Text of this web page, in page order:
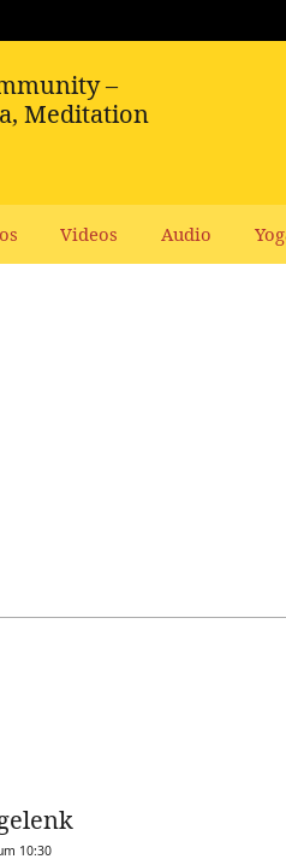
Videos Audio
10:30